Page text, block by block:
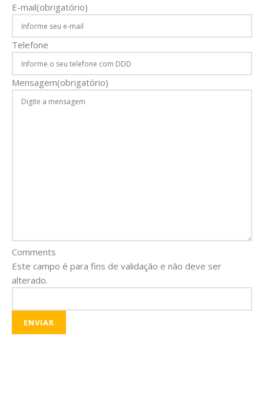
E-mail(obrigatório)
Telefone
Mensagem(obrigatório)
Comments
Este campo é para fins de validação e não deve ser
alterado.